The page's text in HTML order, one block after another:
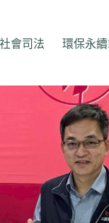
會司法 環保永續